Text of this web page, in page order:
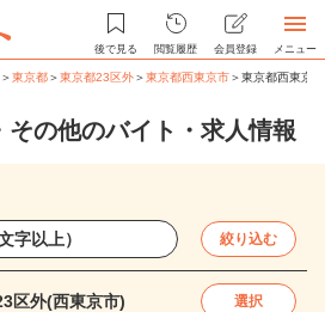
後で見る 閲覧履歴 会員登録 メニュー
＞東京都＞東京都23区外＞東京都西東京市＞東京都西東京
その他のバイト・求人情報
絞り込む
区外(西東京市) 選択